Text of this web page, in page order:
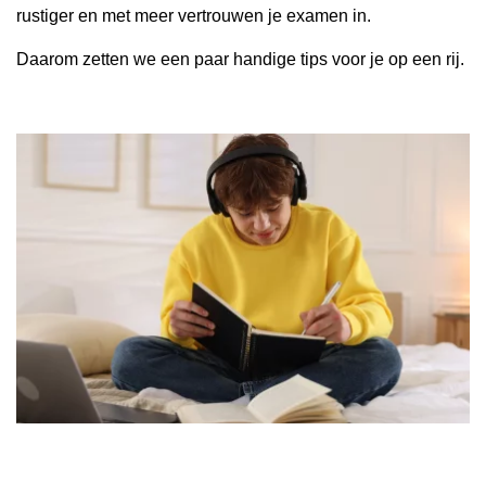
rustiger en met meer vertrouwen je examen in.
Daarom zetten we een paar handige tips voor je op een rij.